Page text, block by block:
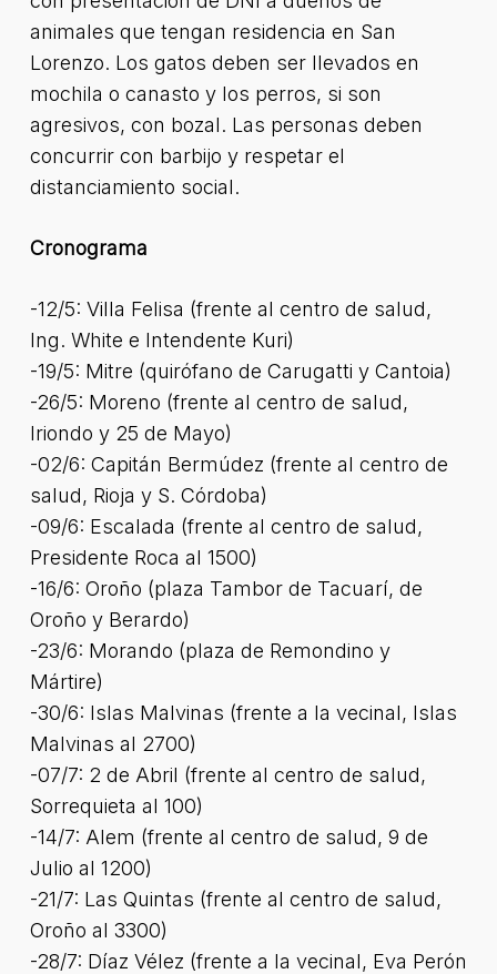
animales que tengan residencia en San
Lorenzo. Los gatos deben ser llevados en
mochila o canasto y los perros, si son
agresivos, con bozal. Las personas deben
concurrir con barbijo y respetar el
distanciamiento social.
Cronograma
-12/5: Villa Felisa (frente al centro de salud,
Ing. White e Intendente Kuri)
-19/5: Mitre (quirófano de Carugatti y Cantoia)
-26/5: Moreno (frente al centro de salud,
Iriondo y 25 de Mayo)
-02/6: Capitán Bermúdez (frente al centro de
salud, Rioja y S. Córdoba)
-09/6: Escalada (frente al centro de salud,
Presidente Roca al 1500)
-16/6: Oroño (plaza Tambor de Tacuarí, de
Oroño y Berardo)
-23/6: Morando (plaza de Remondino y
Mártire)
-30/6: Islas Malvinas (frente a la vecinal, Islas
Malvinas al 2700)
-07/7: 2 de Abril (frente al centro de salud,
Sorrequieta al 100)
-14/7: Alem (frente al centro de salud, 9 de
Julio al 1200)
-21/7: Las Quintas (frente al centro de salud,
Oroño al 3300)
-28/7: Díaz Vélez (frente a la vecinal, Eva Perón